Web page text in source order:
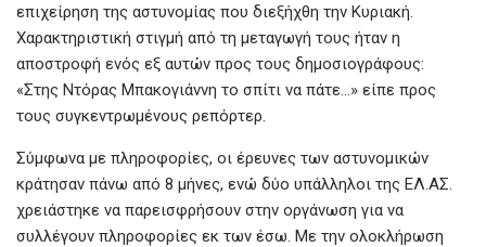
επιχείρηση της αστυνομίας που διεξήχθη την Κυριακή.
Χαρακτηριστική στιγμή από τη μεταγωγή τους ήταν η
αποστροφή ενός εξ αυτών προς τους δημοσιογράφους:
«Στης Ντόρας Μπακογιάννη το σπίτι να πάτε…» είπε προς
τους συγκεντρωμένους ρεπόρτερ.
Σύμφωνα με πληροφορίες, οι έρευνες των αστυνομικών
κράτησαν πάνω από 8 μήνες, ενώ δύο υπάλληλοι της ΕΛ.ΑΣ.
χρειάστηκε να παρεισφρήσουν στην οργάνωση για να
συλλέγουν πληροφορίες εκ των έσω. Με την ολοκλήρωση